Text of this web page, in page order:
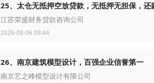
25、太仓无抵押空放贷款，无抵押无担保，还
江苏荣盛财务贷款咨询公司
2026-08-06 09:44
26、南京建筑模型设计，百强企业信誉第一
南京艺之峰模型设计有限公司